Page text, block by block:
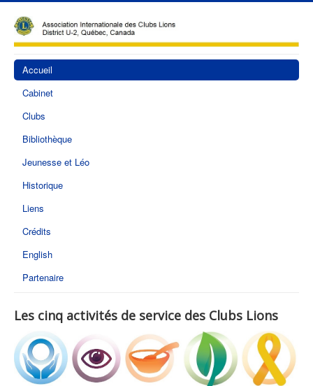
Accueil
Cabinet
Clubs
Bibliothèque
Jeunesse et Léo
Historique
Liens
Crédits
English
Partenaire
Les cinq activités de service des Clubs Lions